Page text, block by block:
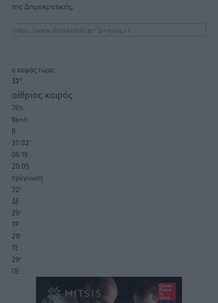
της Δημοκρατικής.
o καιρός τώρα:
31°
αίθριος καιρός
76%
8km/h
Β
31°/32°
06:19
20:05
πρόγνωση:
32°
ΔΕ
29°
ΤΡ
29°
ΤΕ
29°
ΠΕ